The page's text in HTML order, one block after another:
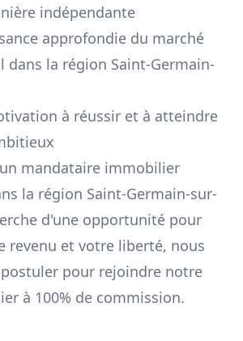
indépendante
approfondie du marché
dans la région Saint-Germain-
à réussir et à atteindre
mandataire immobilier
la région Saint-Germain-sur-
d'une opportunité pour
revenu et votre liberté, nous
pour rejoindre notre
à 100% de commission.